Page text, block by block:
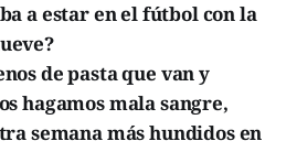
a estar en el fútbol con la
de pasta que van y
hagamos mala sangre,
semana más hundidos en